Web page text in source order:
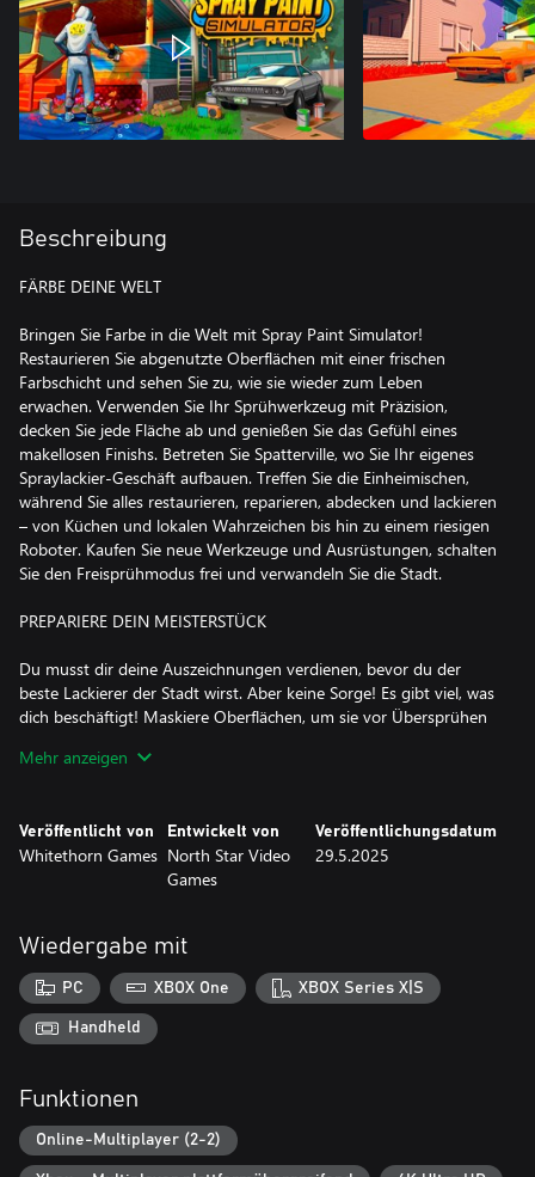
Beschreibung
FÄRBE DEINE WELT
Bringen Sie Farbe in die Welt mit Spray Paint Simulator!
Restaurieren Sie abgenutzte Oberflächen mit einer frischen
Farbschicht und sehen Sie zu, wie sie wieder zum Leben
erwachen. Verwenden Sie Ihr Sprühwerkzeug mit Präzision,
decken Sie jede Fläche ab und genießen Sie das Gefühl eines
makellosen Finishs. Betreten Sie Spatterville, wo Sie Ihr eigenes
Spraylackier-Geschäft aufbauen. Treffen Sie die Einheimischen,
während Sie alles restaurieren, reparieren, abdecken und lackieren
– von Küchen und lokalen Wahrzeichen bis hin zu einem riesigen
Roboter. Kaufen Sie neue Werkzeuge und Ausrüstungen, schalten
Sie den Freisprühmodus frei und verwandeln Sie die Stadt.
PREPARIERE DEIN MEISTERSTÜCK
Du musst dir deine Auszeichnungen verdienen, bevor du der
beste Lackierer der Stadt wirst. Aber keine Sorge! Es gibt viel, was
dich beschäftigt! Maskiere Oberflächen, um sie vor Übersprühen
beschädigte Bereiche, um die perfekte Leinwand zu schaffen.
Schnappe dir deine Sprühwerkzeuge und beobachte, wie
abgenutzte Gegenstände mit frischen, schicken Farben wieder
genieße den beruhigenden Rhythmus des Sprühens und die pure
Freude, jeden Gegenstand zu verjüngen. Es geht darum, die
Dinge brandneu aussehen zu lassen und dabei viel Spaß zu
haben! Lasst uns sprühen, spielen und Altes wieder neu machen!
BUSINESS EINFACH GEMACHT
Noch nie hat es so viel Spaß gemacht, ein Lackierunternehmen zu
führen! Behalte deine Verbrauchsmaterialien wie Farbe,
Abdeckpapier und Klebeband im Auge, denn niemand mag eine
halbfertige Arbeit. Rüste auf coolere Spritzgeräte mit mehr
Mehr anzeigen
Veröffentlicht von
Whitethorn Games
Entwickelt von
North Star Video
Games
Veröffentlichungsdatum
29.5.2025
Wiedergabe mit
PC XBOX One XBOX Series X|S
Handheld
Funktionen
Online-Multiplayer (2-2)